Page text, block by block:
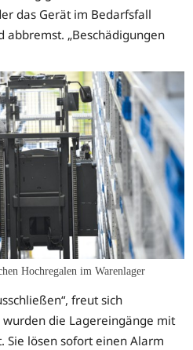
das Gerät im Bedarfsfall
„Beschädigungen
Hochregalen im Warenlager
freut sich
die Lagereingänge mit
Sie lösen sofort einen Alarm